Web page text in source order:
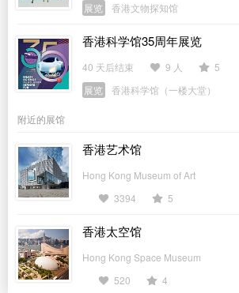
展览
香港文物探知馆
香港科学馆35周年展览
40 天后结束 9 人
5
展览
香港科学馆（一楼大堂）
附近的展馆
香港艺术馆
Hong Kong Museum of Art
3394
5
香港太空馆
Hong Kong Space Museum
520
4